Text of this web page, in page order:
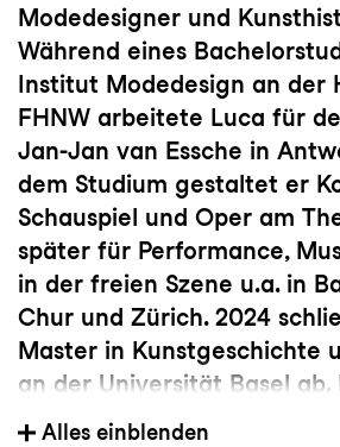
Modedesigner und
Während eines
Institut Modedesign an der
FHNW arbeitete Luca für
Jan-Jan van Essche in
dem Studium gestaltet er
Schauspiel und Oper am
später für Performance,
in der freien Szene u.a. in
Chur und Zürich. 2024
Master in Kunstgeschichte
an der Universität Basel ab.
zeitgenössischer Kunst und
Alles einblenden